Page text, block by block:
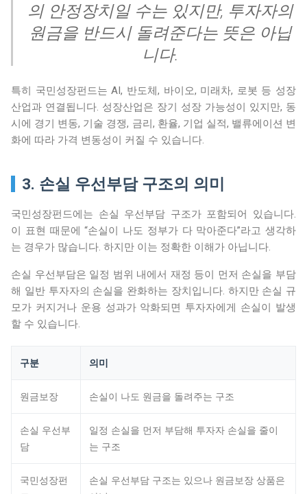
의 안정장치일 수는 있지만, 투자자의
원금을 반드시 돌려준다는 뜻은 아닙
니다.
특히 국민성장펀드는 AI, 반도체, 바이오, 미래차, 로봇 등 성장
산업과 연결됩니다. 성장산업은 장기 성장 가능성이 있지만, 동
시에 경기 변동, 기술 경쟁, 금리, 환율, 기업 실적, 밸류에이션 변
화에 따라 가격 변동성이 커질 수 있습니다.
3. 손실 우선부담 구조의 의미
국민성장펀드에는 손실 우선부담 구조가 포함되어 있습니다.
이 표현 때문에 “손실이 나도 정부가 다 막아준다”라고 생각하
는 경우가 많습니다. 하지만 이는 정확한 이해가 아닙니다.
손실 우선부담은 일정 범위 내에서 재정 등이 먼저 손실을 부담
해 일반 투자자의 손실을 완화하는 장치입니다. 하지만 손실 규
모가 커지거나 운용 성과가 악화되면 투자자에게 손실이 발생
할 수 있습니다.
구분 의미
원금보장 손실이 나도 원금을 돌려주는 구조
손실 우선부
담
일정 손실을 먼저 부담해 투자자 손실을 줄이
는 구조
국민성장펀
손실 우선부담 구조는 있으나 원금보장 상품은